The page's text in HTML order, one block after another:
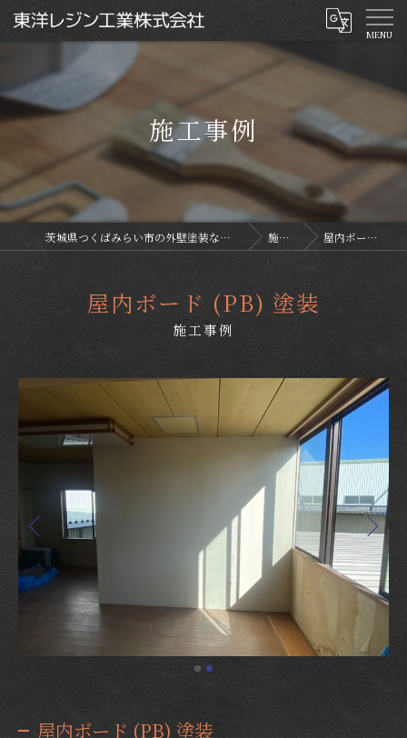
施工事例
茨城県つくばみらい市の外壁塗装なら東洋レジン工業株式会社 施工事例 屋内ボード (PB) 塗装
施工事例
屋内ボード (PB) 塗装
屋内ボード (PB) 塗装